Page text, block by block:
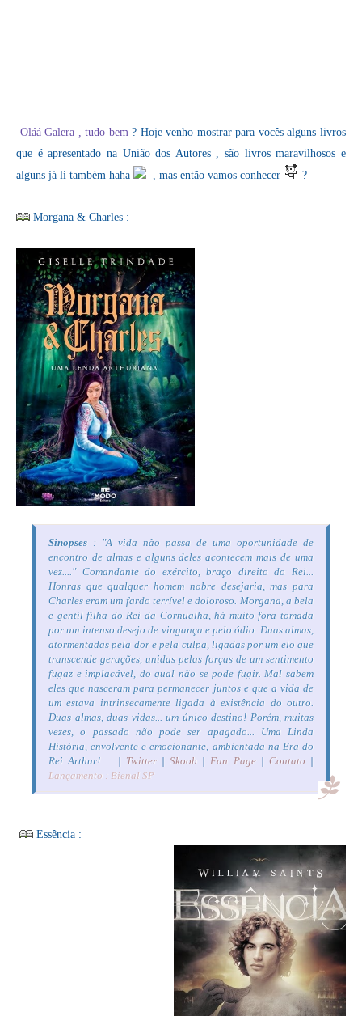
Oláá Galera , tudo bem? Hoje venho mostrar para vocês alguns
livros que é apresentado na União dos Autores , são livros maravilhosos
e alguns já li também haha
, mas então vamos conhecer
Morgana & Charles :
Sinopses : "A vida não passa de uma oportunidade de
encontro de almas e alguns deles acontecem mais de uma
vez...." Comandante do exército, braço direito do Rei...
Honras que qualquer homem nobre desejaria, mas para
Charles eram um fardo terrível e doloroso. Morgana, a bela
e gentil filha do Rei da Cornualha, há muito fora tomada
por um intenso desejo de vingança e pelo ódio. Duas almas,
atormentadas pela dor e pela culpa, ligadas por um elo que
transcende gerações, unidas pelas forças de um sentimento
fugaz e implacável, do qual não se pode fugir. Mal sabem
eles que nasceram para permanecer juntos e que a vida de
um estava intrinsecamente ligada à existência do outro.
Duas almas, duas vidas... um único destino! Porém, muitas
vezes, o passado não pode ser apagado... Uma Linda
História, envolvente e emocionante, ambientada na Era do
Rei Arthur! .
| Twitter|Skoob | Fan Page| Contato |
Lançamento : Bienal SP
Essência :